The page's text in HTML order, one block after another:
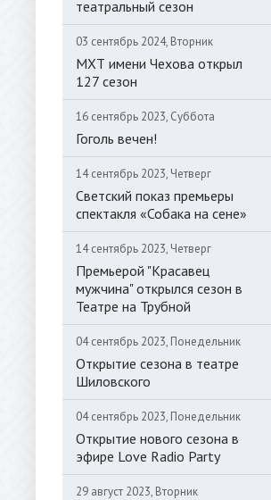
театральный сезон
03 сентябрь 2024, Вторник
МХТ имени Чехова открыл
127 сезон
16 сентябрь 2023, Суббота
Гоголь вечен!
14 сентябрь 2023, Четверг
Светский показ премьеры
спектакля «Собака на сене»
14 сентябрь 2023, Четверг
Премьерой "Красавец
мужчина" открылся сезон в
Театре на Трубной
04 сентябрь 2023, Понедельник
Открытие сезона в театре
Шиловского
04 сентябрь 2023, Понедельник
Открытие нового сезона в
эфире Love Radio Party
29 август 2023, Вторник